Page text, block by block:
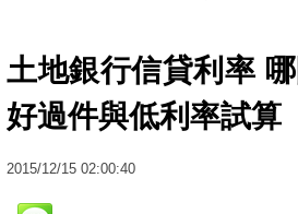
土地銀行信貸利率
好過件與低利率試算
2015/12/15 02:00:40